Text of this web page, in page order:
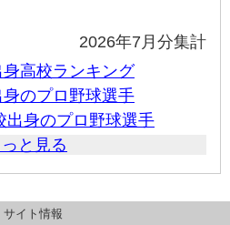
2026年7月分集計
高校ランキング
のプロ野球選手
出身のプロ野球選手
っと見る
サイト情報